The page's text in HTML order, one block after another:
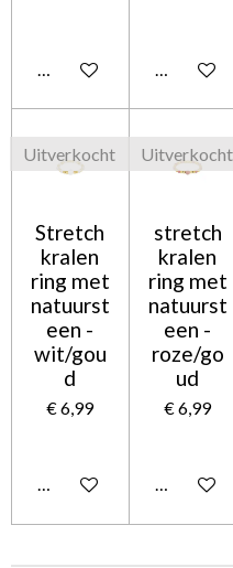
Houd mij op de hoogte
In
Uitverkocht
Stretch
kralen
ring met
natuurst
een -
wit/gou
d
€ 6,99
Houd mij op de hoogte
Uitverkocht
stretch
kralen
ring met
natuurst
een -
roze/go
ud
€ 6,99
Houd mij